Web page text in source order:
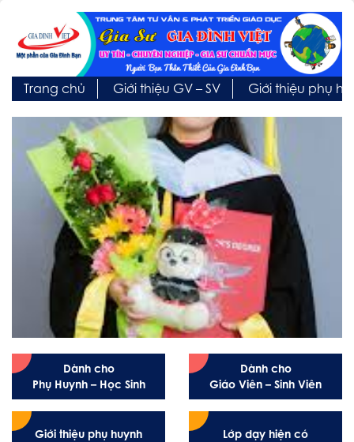
Trang chủ Giới thiệu GV – SV Giới thiệu phụ
Dành cho
Phụ Huynh – Học Sinh
Giới thiệu phụ huynh
Dành cho
Giáo Viên – Sinh Viên
Lớp dạy hiện có